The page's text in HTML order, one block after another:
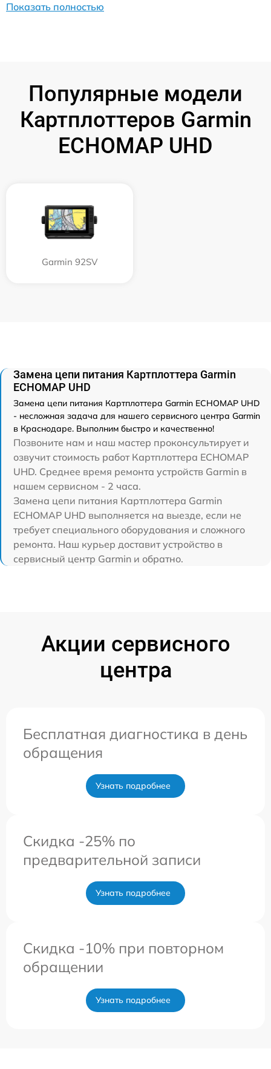
Показать полностью
Популярные модели
Картплоттеров Garmin
ECHOMAP UHD
Garmin 92SV
Замена цепи питания Картплоттера Garmin
ECHOMAP UHD
Замена цепи питания Картплоттера Garmin ECHOMAP UHD
- несложная задача для нашего сервисного центра Garmin
в Краснодаре. Выполним быстро и качественно!
Позвоните нам и наш мастер проконсультирует и
озвучит стоимость работ Картплоттера ECHOMAP
UHD. Среднее время ремонта устройств Garmin в
нашем сервисном - 2 часа.
Замена цепи питания Картплоттера Garmin
ECHOMAP UHD выполняется на выезде, если не
требует специального оборудования и сложного
ремонта. Наш курьер доставит устройство в
сервисный центр Garmin и обратно.
Акции сервисного
центра
Бесплатная диагностика в день
обращения
Узнать подробнее
Скидка -25% по
предварительной записи
Узнать подробнее
Скидка -10% при повторном
обращении
Узнать подробнее